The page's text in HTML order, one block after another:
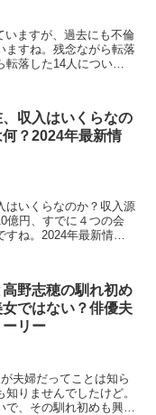
いますが、過去にも不倫
ますね。残念ながら転落
転落した14人につい
収入はいくらなの
？2024年最新情
はいくらなのか？収入源
億円、すでに４つの会
すね。2024年最新情報
野志穂の馴れ初め
ではない？俳優夫
リー
夫婦だってことは知ら
りませんでしたけど。
、その馴れ初めも興味